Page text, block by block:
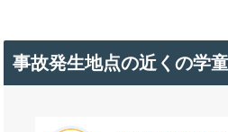
事故発生地点の近くの学